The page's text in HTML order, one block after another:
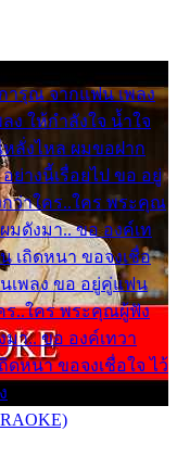
ารุณ จากแฟน เพลง
ง ให้กำลังใจ น้ำใจ
ลั่งไหล ผมขอฝาก
ย่างนี้เรื่อยไป ขอ อยู่
กว่าใคร..ใคร พระคุณ
มดังมา.. ขอ องค์เท
เถิดหนา ขอจงเชื่อ
เพลง ขอ อยู่คู่แฟน
ร..ใคร พระคุณผู้ฟัง
า.. ขอ องค์เทวา
หนา ขอจงเชื่อใจ ไว้